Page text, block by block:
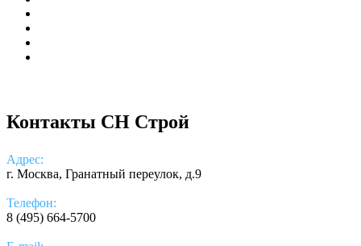
Контакты СН Строй
Адрес:
г. Москва, Гранатный переулок, д.9
Телефон:
8 (495) 664-5700